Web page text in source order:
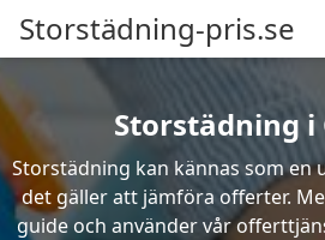
Storstädning-pris.se
Storstädning i
Storstädning kan kännas som en
det gäller att jämföra offerter.
guide och använder vår